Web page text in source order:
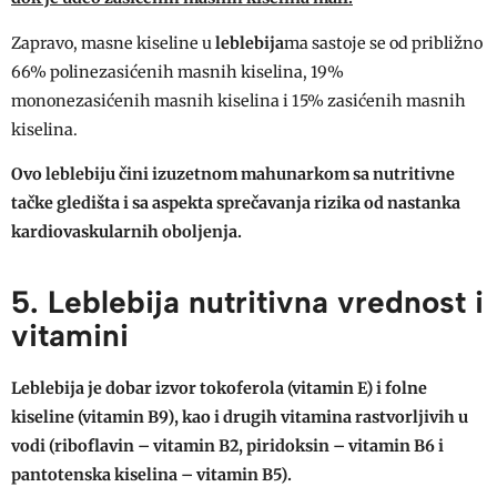
Zapravo, masne kiseline u leblebijama sastoje se od približno
66% polinezasićenih masnih kiselina, 19%
mononezasićenih masnih kiselina i 15% zasićenih masnih
kiselina.
Ovo leblebiju čini izuzetnom mahunarkom sa nutritivne
tačke gledišta i sa aspekta sprečavanja rizika od nastanka
kardiovaskularnih oboljenja.
5. Leblebija nutritivna vrednost i
vitamini
Leblebija je dobar izvor tokoferola (vitamin E) i folne
kiseline (vitamin B9), kao i drugih vitamina rastvorljivih u
vodi (riboflavin – vitamin B2, piridoksin – vitamin B6 i
pantotenska kiselina – vitamin B5).